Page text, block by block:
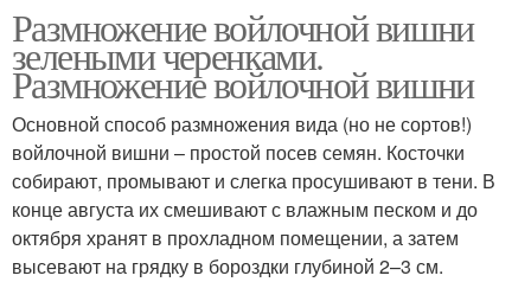
Размножение войлочной вишни
зелеными черенками.
Размножение войлочной вишни
Основной способ размножения вида (но не сортов!)
войлочной вишни – простой посев семян. Косточки
собирают, промывают и слегка просушивают в тени. В
конце августа их смешивают с влажным песком и до
октября хранят в прохладном помещении, а затем
высевают на грядку в бороздки глубиной 2–3 см.